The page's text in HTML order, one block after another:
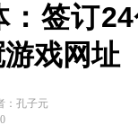
：签订
戏网址
：孔子元